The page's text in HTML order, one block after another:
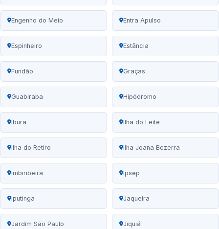
Engenho do Meio Entra Apulso
Espinheiro Estância
Fundão Graças
Guabiraba Hipódromo
Ibura Ilha do Leite
Ilha do Retiro Ilha Joana Bezerra
Imbiribeira Ipsep
Iputinga Jaqueira
Jardim São Paulo Jiquiá